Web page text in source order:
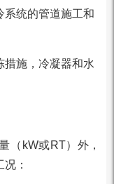
系统的管道施工和
措施，冷凝器和水
（kW或RT）外，
：